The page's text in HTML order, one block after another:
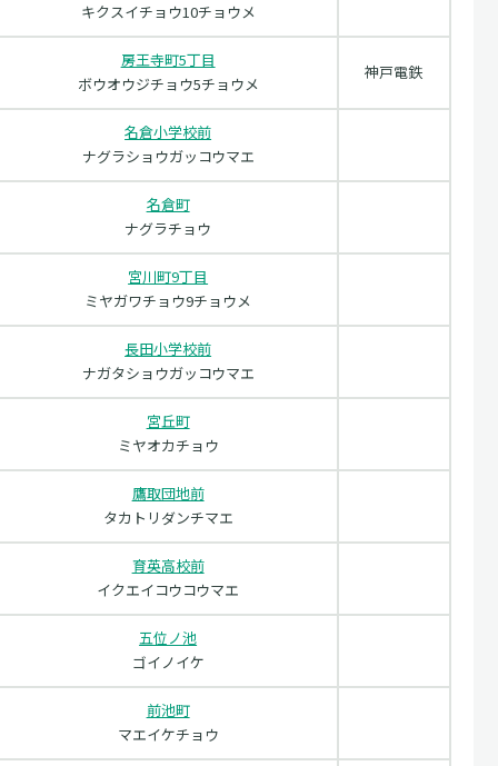
キクスイチョウ10チョウメ
房王寺町5丁目
ボウオウジチョウ5チョウメ
神戸電鉄
名倉小学校前
ナグラショウガッコウマエ
名倉町
ナグラチョウ
宮川町9丁目
ミヤガワチョウ9チョウメ
長田小学校前
ナガタショウガッコウマエ
宮丘町
ミヤオカチョウ
鷹取団地前
タカトリダンチマエ
育英高校前
イクエイコウコウマエ
五位ノ池
ゴイノイケ
前池町
マエイケチョウ